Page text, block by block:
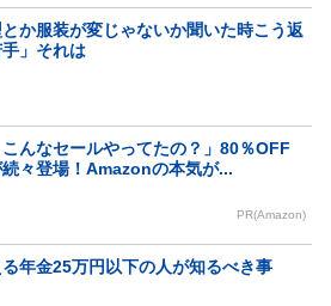
とか服装が変じゃないか聞いた時こう返
」それは
こんなセールやってたの？」80％OFF
続々登場！Amazonの本気が...
PR(Amazon)
る年金25万円以下の人が知るべき事